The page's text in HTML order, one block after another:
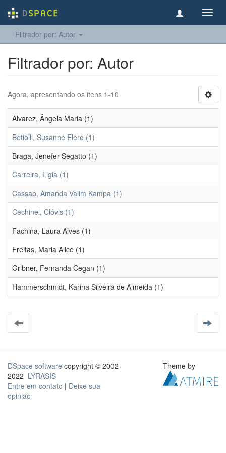
Filtrador por: Autor
Filtrador por: Autor
Agora, apresentando os itens 1-10
Alvarez, Ângela Maria (1)
Betiolli, Susanne Elero (1)
Braga, Jenefer Segatto (1)
Carreira, Ligia (1)
Cassab, Amanda Valim Kampa (1)
Cechinel, Clóvis (1)
Fachina, Laura Alves (1)
Freitas, Maria Alice (1)
Gribner, Fernanda Cegan (1)
Hammerschmidt, Karina Silveira de Almeida (1)
DSpace software copyright © 2002-
2022 LYRASIS
Entre em contato | Deixe sua
opinião
Theme by